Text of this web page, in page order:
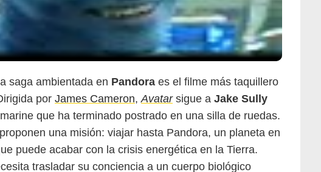
saga ambientada en Pandora es el filme más taquillero
por James Cameron,Avatarsigue a Jake Sully
que ha terminado postrado en una silla de ruedas.
una misión: viajar hasta Pandora, un planeta en
puede acabar con la crisis energética en la Tierra.
trasladar su conciencia a un cuerpo biológico